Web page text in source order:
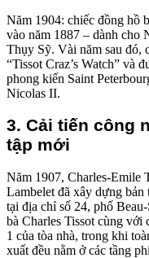
Năm 1904: chiếc đồng hồ
vào năm 1887 – dành cho
Thụy Sỹ. Vài năm sau đó,
“Tissot Craz’s Watch” và
phong kiến Saint
Nicolas II.
3. Cải tiến công
tập mới
Năm 1907, Charles-Emile
Lambelet đã xây dựng bản
tại địa chỉ số 24, phố
bà Charles Tissot cùng với
1 của tòa nhà, trong khi
xuất đều nằm ở các tầng